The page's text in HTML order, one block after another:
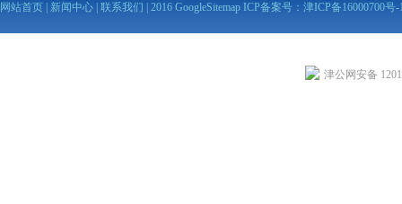
网站首页
新闻中心 联系我们 | 2016 GoogleSitemap ICP备案号： 津ICP备16000700号-
津公网安备